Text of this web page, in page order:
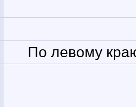
По левому